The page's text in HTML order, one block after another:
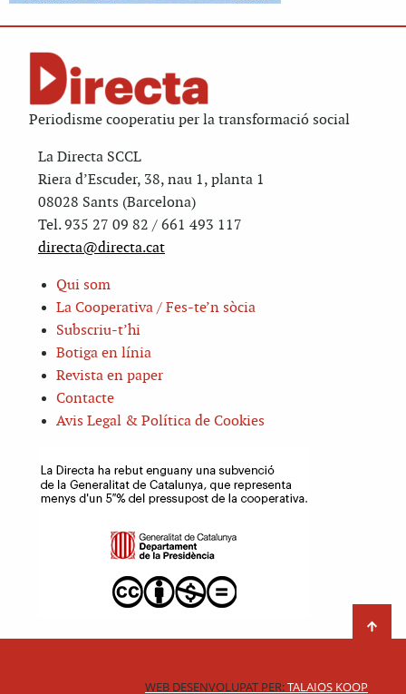
Periodisme cooperatiu per la transformació social
La Directa SCCL
Riera d’Escuder, 38, nau 1, planta 1
08028 Sants (Barcelona)
Tel. 935 27 09 82 / 661 493 117
directa@directa.cat
Qui som
La Cooperativa / Fes-te’n sòcia
Subscriu-t’hi
Botiga en línia
Revista en paper
Contacte
Avis Legal & Política de Cookies
WEB DESENVOLUPAT PER:TALAIOS KOOP